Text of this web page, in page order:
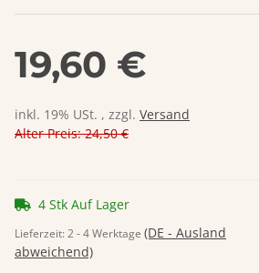
19,60 €
inkl. 19% USt. , zzgl. Versand
Alter Preis: 24,50 €
4 Stk Auf Lager
Lieferzeit: 2 - 4 Werktage (DE - Ausland
abweichend)